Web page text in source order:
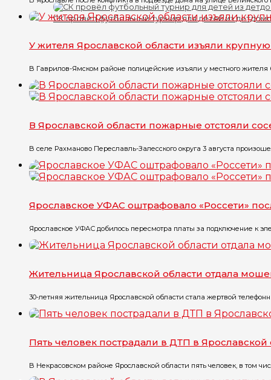
СК провёл футбольный турнир для детей из
У жителя Ярославской области изъяли
В Гаврилов-Ямском районе полицейские изъяли у местного жителя
В Ярославской области пожарные отстояли
В селе Рахманово Переславль-Залесского округа 3 августа
Ярославское УФАС оштрафовало «Россети»
Ярославское УФАС добилось пересмотра платы за подключение к
Жительница Ярославской области отдала
30-летняя жительница Ярославской области стала жертвой
Пять человек пострадали в ДТП в Ярославской
В Некрасовском районе Ярославской области пять человек, в том